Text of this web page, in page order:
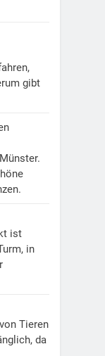
gibt
ist
in
Tieren
da